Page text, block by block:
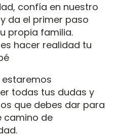
confía en nuestro
da el primer paso
propia familia.
hacer realidad tu
estaremos
todas tus dudas y
que debes dar para
camino de